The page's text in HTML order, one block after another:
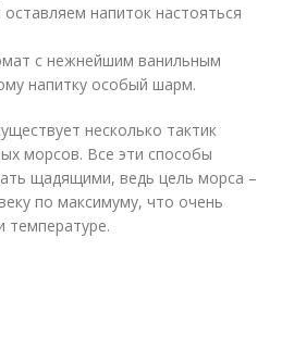
напиток настояться
с нежнейшим ванильным
напитку особый шарм.
несколько тактик
морсов. Все эти способы
щадящими, ведь цель морса –
по максимуму, что очень
температуре.